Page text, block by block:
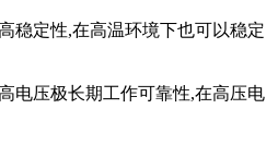
稳定性,在高温环境下也可以稳定
电压极长期工作可靠性,在高压电